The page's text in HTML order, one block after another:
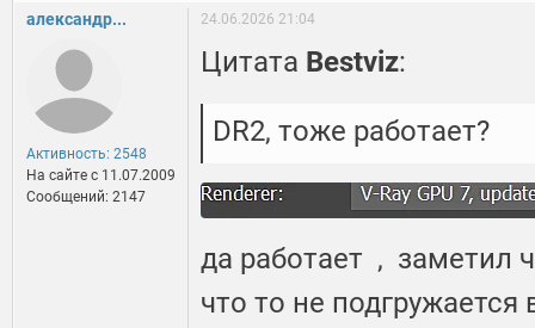
александр...
Активность: 2548
На сайте c 11.07.2009
Сообщений: 2147
24.06.2026 21:04
Цитата Bestviz:
DR2, тоже работает?
да работает , заметил
что то не